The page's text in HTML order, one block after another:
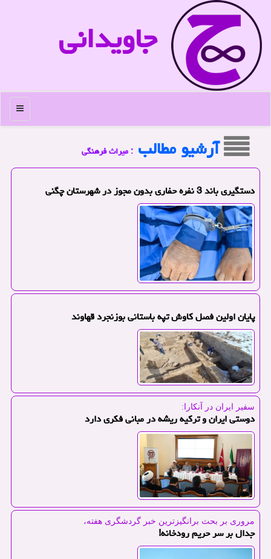
جاویدانی
منو
آرشیو مطالب : میراث فرهنگی
دستگیری باند 3 نفره حفاری بدون مجوز در شهرستان چگنی
پایان اولین فصل کاوش تپه باستانی بوزنجرد قهاوند
سفیر ایران در آنکارا:
دوستی ایران و ترکیه ریشه در مبانی فکری دارد
مروری بر بحث برانگیزترین خبر گردشگری هفته،
جدال بر سر حریم رودخانه!